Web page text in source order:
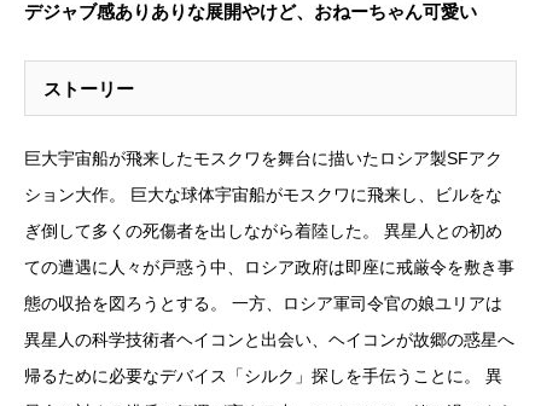
デジャブ感ありありな展開やけど、おねーちゃん可愛い
ストーリー
巨大宇宙船が飛来したモスクワを舞台に描いたロシア製SFアク
ション大作。 巨大な球体宇宙船がモスクワに飛来し、ビルをな
ぎ倒して多くの死傷者を出しながら着陸した。 異星人との初め
ての遭遇に人々が戸惑う中、ロシア政府は即座に戒厳令を敷き事
態の収拾を図ろうとする。 一方、ロシア軍司令官の娘ユリアは
異星人の科学技術者ヘイコンと出会い、ヘイコンが故郷の惑星へ
帰るために必要なデバイス「シルク」探しを手伝うことに。 異